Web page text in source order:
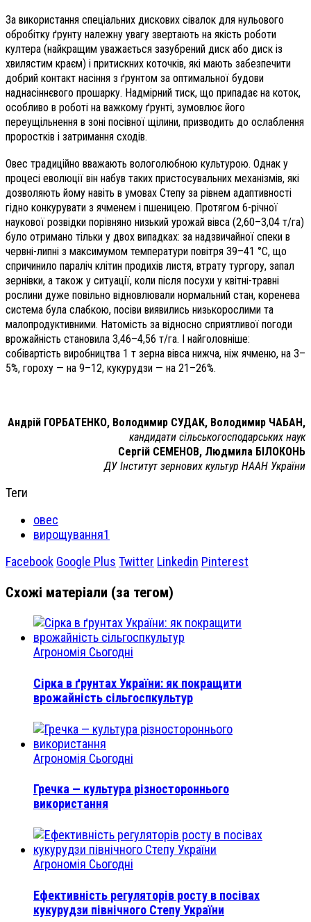
За використання спеціальних дискових сівалок для нульового
обробітку ґрунту належну увагу звертають на якість роботи
култера (найкращим уважається зазубрений диск або диск із
хвилястим краєм) і притискних коточків, які мають забезпечити
добрий контакт насіння з ґрунтом за оптимальної будови
наднасіннєвого прошарку. Надмірний тиск, що припадає на коток,
особливо в роботі на важкому ґрунті, зумовлює його
переущільнення в зоні посівної щілини, призводить до ослаблення
проростків і затримання сходів.
Овес традиційно вважають вологолюбною культурою. Однак у
процесі еволюції він набув таких пристосувальних механізмів, які
дозволяють йому навіть в умовах Степу за рівнем адаптивності
гідно конкурувати з ячменем і пшеницею. Протягом 6-річної
наукової розвідки порівняно низький урожай вівса (2,60–3,04 т/га)
було отримано тільки у двох випадках: за надзвичайної спеки в
червні-липні з максимумом температури повітря 39–41 °С, що
спричинило параліч клітин продихів листя, втрату тургору, запал
зернівки, а також у ситуації, коли після посухи у квітні-травні
рослини дуже повільно відновлювали нормальний стан, коренева
система була слабкою, посіви виявились низькорослими та
малопродуктивними. Натомість за відносно сприятливої погоди
врожайність становила 3,46–4,56 т/га. І найголовніше:
собівартість виробництва 1 т зерна вівса нижча, ніж ячменю, на 3–
5%, гороху — на 9–12, кукурудзи — на 21–26%.
Андрій ГОРБАТЕНКО, Володимир СУДАК, Володимир ЧАБАН,
кандидати сільськогосподарських наук
Сергій СЕМЕНОВ, Людмила БІЛОКОНЬ
ДУ Інститут зернових культур НААН України
Теги
овес
вирощування1
Facebook Google Plus Twitter Linkedin Pinterest
Схожі матеріали (за тегом)
Агрономія Сьогодні
Сірка в ґрунтах України: як покращити
врожайність сільгоспкультур
Агрономія Сьогодні
Гречка — культура різностороннього
використання
Агрономія Сьогодні
Ефективність регуляторів росту в посівах
кукурудзи північного Степу України